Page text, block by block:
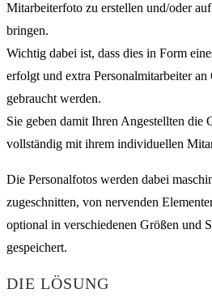
Mitarbeiterfoto zu erstellen und/oder
bringen.
Wichtig dabei ist, dass dies in Form
erfolgt und extra Personalmitarbeiter
gebraucht werden.
Sie geben damit Ihren Angestellten die
vollständig mit ihrem individuellen
Die Personalfotos werden dabei
zugeschnitten, von nervenden
optional in verschiedenen Größen und
gespeichert.
DIE LÖSUNG